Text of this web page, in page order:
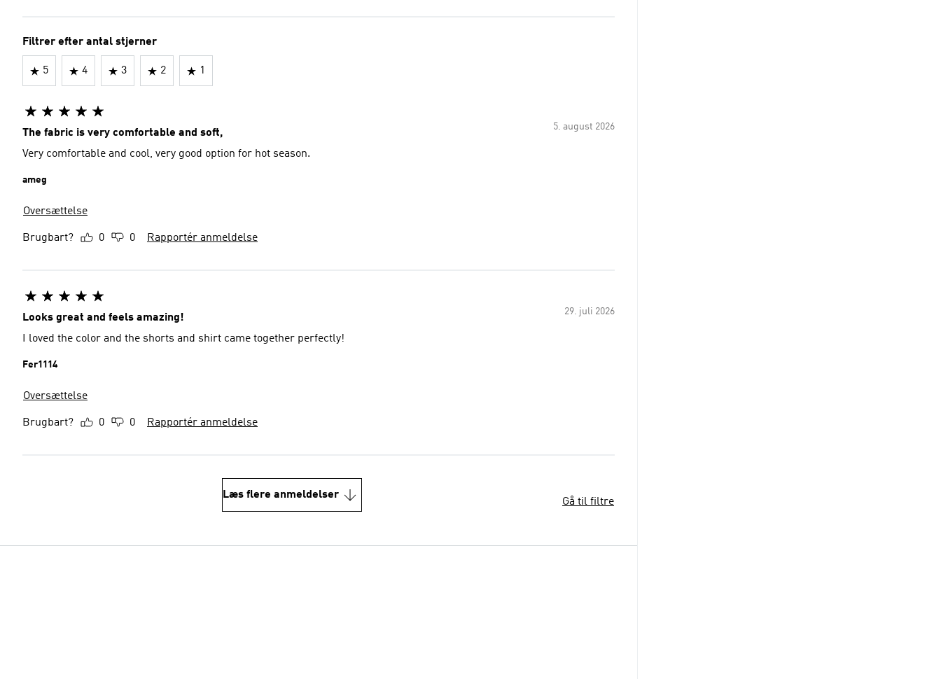
Filtrer efter antal stjerner
5 4 3 2 1
5. august 2026
The fabric is very comfortable and soft,
Very comfortable and cool, very good option for hot season.
ameg
Oversættelse
Brugbart? 0 0 Rapportér anmeldelse
29. juli 2026
Looks great and feels amazing!
I loved the color and the shorts and shirt came together perfectly!
Fer1114
Oversættelse
Brugbart? 0 0 Rapportér anmeldelse
Læs flere anmeldelser
Gå til filtre